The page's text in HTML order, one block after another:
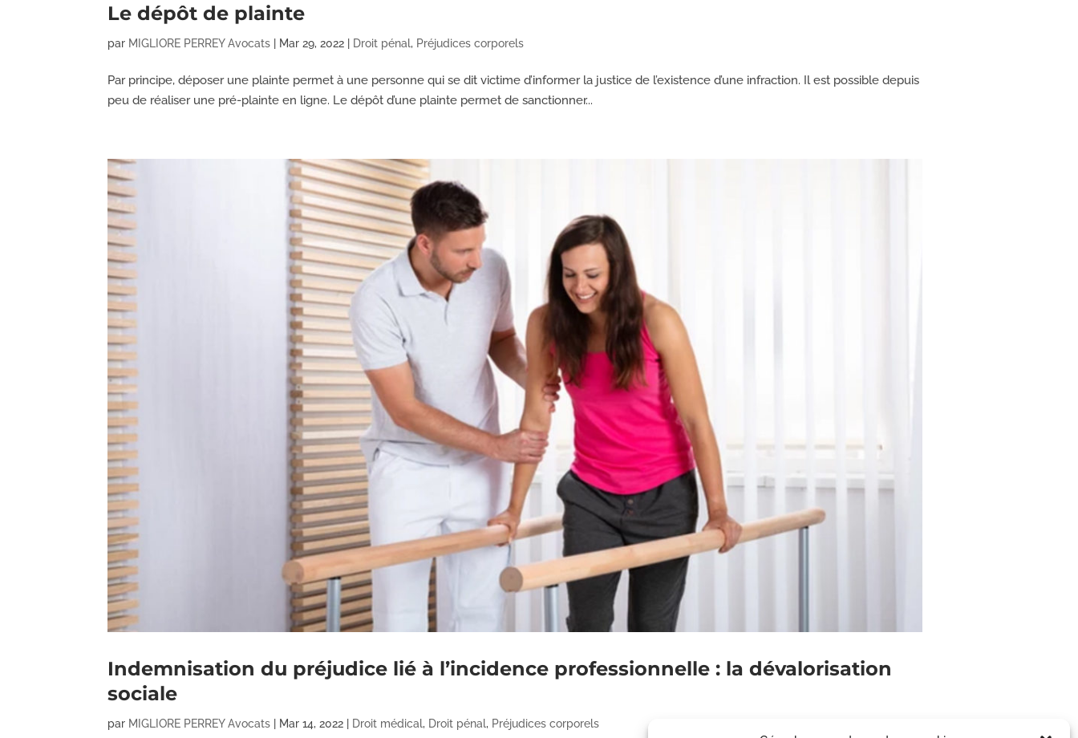
Le dépôt de plainte
par MIGLIORE PERREY Avocats | Mar 29, 2022 | Droit pénal, Préjudices corporels
Par principe, déposer une plainte permet à une personne qui se dit victime d’informer la justice de l’existence d’une infraction. Il est possible depuis
peu de réaliser une pré-plainte en ligne. Le dépôt d’une plainte permet de sanctionner...
Indemnisation du préjudice lié à l’incidence professionnelle : la dévalorisation
sociale
par MIGLIORE PERREY Avocats Mar 14, 2022 Droit médical, Droit pénal, Préjudices corporels